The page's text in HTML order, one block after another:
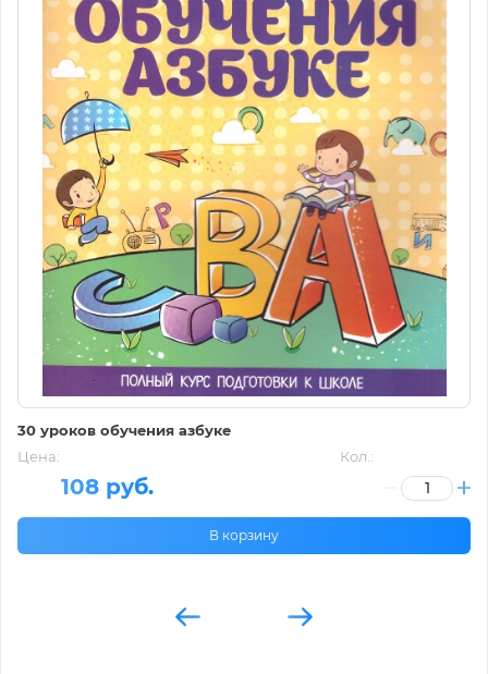
30 уроков обучения азбуке
Цена:
108 руб.
Кол.:
В корзину